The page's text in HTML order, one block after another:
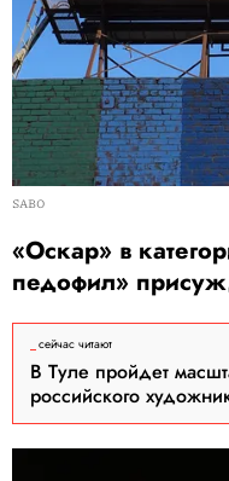
SABO
«Оскар» в
педофил»
сейчас читают
В Туле пройдет
российского